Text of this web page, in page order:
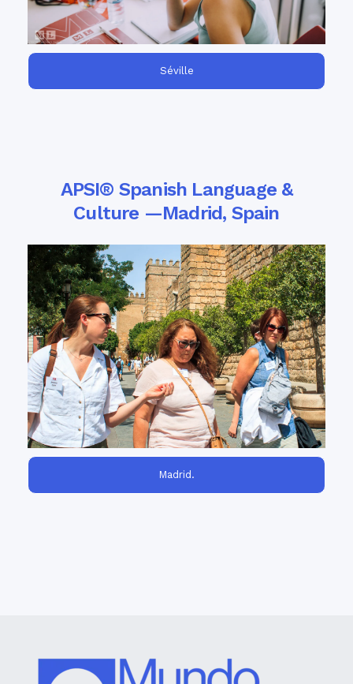
Séville
APSI® Spanish Language &
Culture —Madrid, Spain
Take advantage of the only College Board-
approved
AP® Spanish Language and
Culture workshop
program in Spain for
Spanish teachers!
Madrid.